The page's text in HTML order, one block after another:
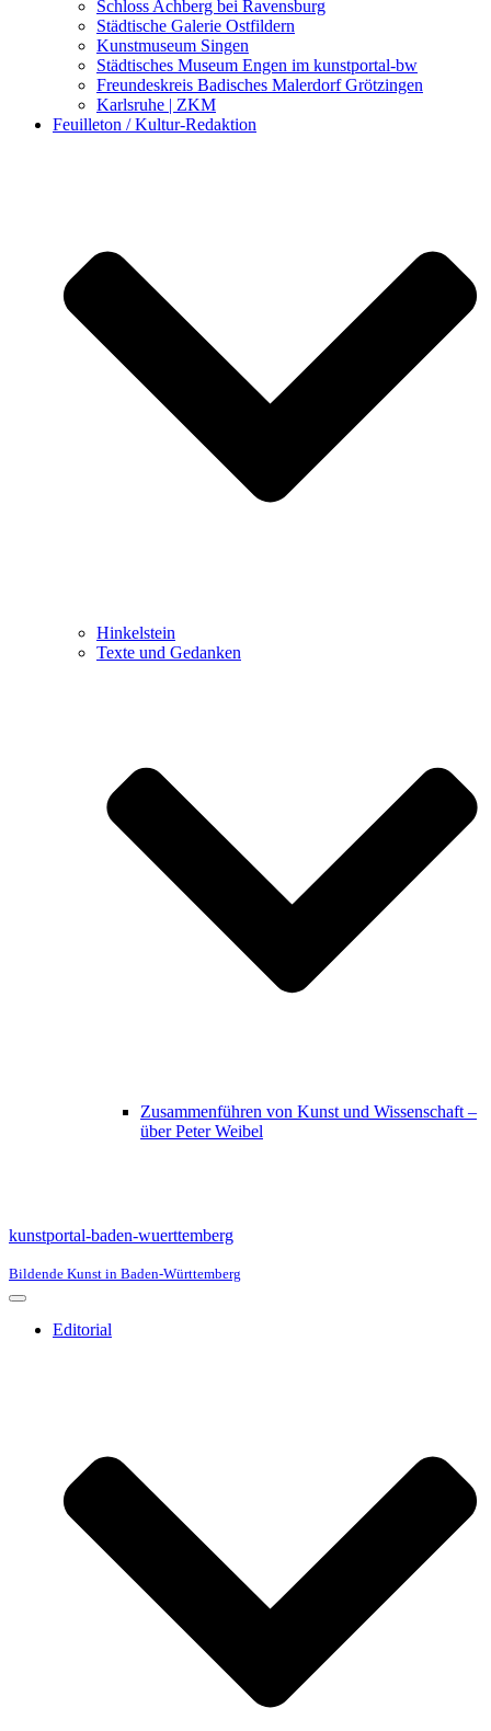
Schloss Achberg bei Ravensburg
Städtische Galerie Ostfildern
Kunstmuseum Singen
Städtisches Museum Engen im kunstportal-bw
Freundeskreis Badisches Malerdorf Grötzingen
Karlsruhe | ZKM
Feuilleton / Kultur-Redaktion
Hinkelstein
Texte und Gedanken
Zusammenführen von Kunst und Wissenschaft –
über Peter Weibel
Uli Rothfuss
Harald Schwiers
kunstportal-baden-wuerttemberg
Bildende Kunst in Baden-Württemberg
Navigationsmenü
Editorial